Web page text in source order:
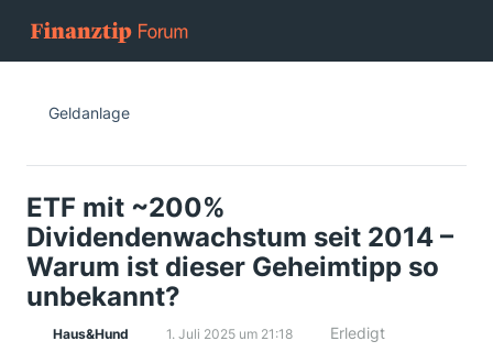
Geldanlage
ETF mit ~200%
Dividendenwachstum seit 2014 –
Warum ist dieser Geheimtipp so
unbekannt?
Haus&Hund 1. Juli 2025 um 21:18 Erledigt